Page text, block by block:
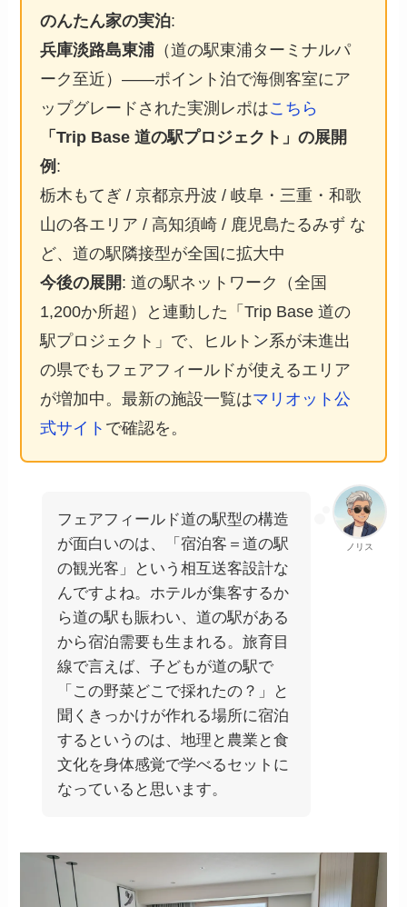
のんたん家の実泊:
兵庫淡路島東浦 （道の駅東浦ターミナルパ
ーク至近）——ポイント泊で海側客室にア
ップグレードされた実測レポはこちら
「Trip Base 道の駅プロジェクト」の展開
例 :
栃木もてぎ / 京都京丹波 / 岐阜・三重・和歌
山の各エリア / 高知須崎 / 鹿児島たるみず な
ど、道の駅隣接型が全国に拡大中
今後の展開: 道の駅ネットワーク（全国
1,200か所超）と連動した「Trip Base 道の
駅プロジェクト」で、ヒルトン系が未進出
の県でもフェアフィールドが使えるエリア
が増加中。最新の施設一覧はマリオット公
式サイト で確認を。
ノリス
フェアフィールド道の駅型の構造
が面白いのは、「宿泊客＝道の駅
の観光客」という相互送客設計な
んですよね。ホテルが集客するか
ら道の駅も賑わい、道の駅がある
から宿泊需要も生まれる。旅育目
線で言えば、子どもが道の駅で
「この野菜どこで採れたの？」と
聞くきっかけが作れる場所に宿泊
するというのは、地理と農業と食
文化を身体感覚で学べるセットに
なっていると思います。